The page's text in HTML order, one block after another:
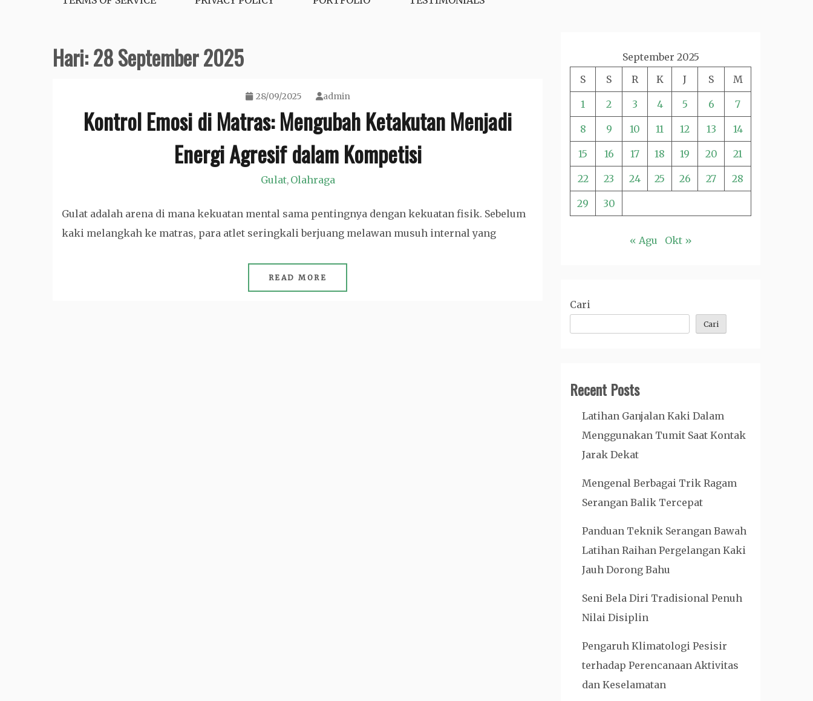
Hari:28 September 2025
28/09/2025 admin
Kontrol Emosi di Matras: Mengubah Ketakutan Menjadi
Energi Agresif dalam Kompetisi
Gulat, Olahraga
Gulat adalah arena di mana kekuatan mental sama pentingnya dengan kekuatan fisik. Sebelum
kaki melangkah ke matras, para atlet seringkali berjuang melawan musuh internal yang
READ MORE
September 2025
S
S R K J S M
1 2 3 4 5 6 7
8 9 10 11 12 13 14
15 16 17 18 19 20 21
22 23 24 25 26 27 28
29 30
« Agu Okt »
Cari
Cari
Recent Posts
Latihan Ganjalan Kaki Dalam
Menggunakan Tumit Saat Kontak
Jarak Dekat
Mengenal Berbagai Trik Ragam
Serangan Balik Tercepat
Panduan Teknik Serangan Bawah
Latihan Raihan Pergelangan Kaki
Jauh Dorong Bahu
Seni Bela Diri Tradisional Penuh
Nilai Disiplin
Pengaruh Klimatologi Pesisir
terhadap Perencanaan Aktivitas
dan Keselamatan